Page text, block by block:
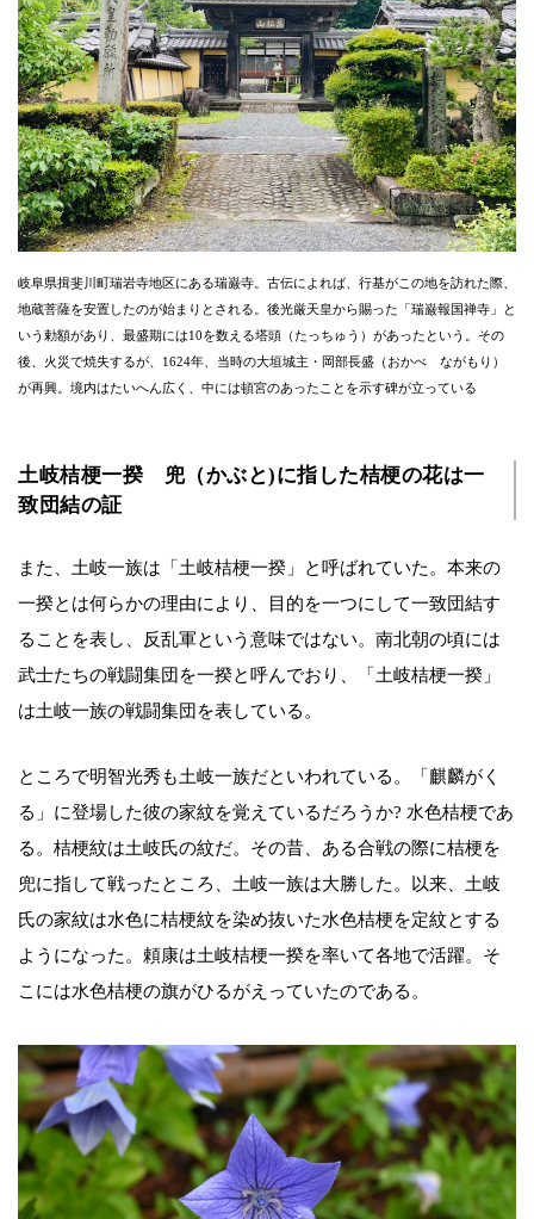
岐阜県揖斐川町瑞岩寺地区にある瑞巌寺。古伝によれば、行基がこの地を訪れた際、
地蔵菩薩を安置したのが始まりとされる。後光厳天皇から賜った「瑞巌報国禅寺」と
いう勅額があり、最盛期には10を数える塔頭（たっちゅう）があったという。その
後、火災で焼失するが、1624年、当時の大垣城主・岡部長盛（おかべ ながもり）
が再興。境内はたいへん広く、中には頓宮のあったことを示す碑が立っている
土岐桔梗一揆 兜（かぶと)に指した桔梗の花は一
致団結の証
また、土岐一族は「土岐桔梗一揆」と呼ばれていた。本来の
一揆とは何らかの理由により、目的を一つにして一致団結す
ることを表し、反乱軍という意味ではない。南北朝の頃には
武士たちの戦闘集団を一揆と呼んでおり、「土岐桔梗一揆」
は土岐一族の戦闘集団を表している。
ところで明智光秀も土岐一族だといわれている。「麒麟がく
る」に登場した彼の家紋を覚えているだろうか? 水色桔梗であ
る。桔梗紋は土岐氏の紋だ。その昔、ある合戦の際に桔梗を
兜に指して戦ったところ、土岐一族は大勝した。以来、土岐
氏の家紋は水色に桔梗紋を染め抜いた水色桔梗を定紋とする
ようになった。頼康は土岐桔梗一揆を率いて各地で活躍。そ
こには水色桔梗の旗がひるがえっていたのである。